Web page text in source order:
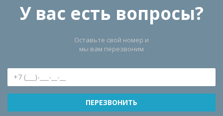
У вас есть вопросы?
Оставьте свой номер и
мы вам перезвоним